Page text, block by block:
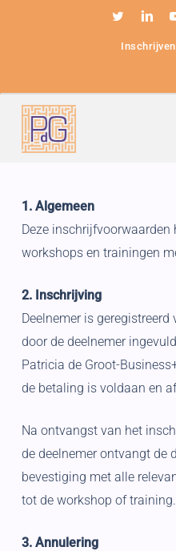
1. Algemeen
Deze
workshops en trainingen
2. Inschrijving
Deelnemer is
door de deelnemer
Patricia de Groot-
de betaling is voldaan en
Na ontvangst van het
de deelnemer ontvangt de
bevestiging met alle
tot de workshop of training.
3. Annulering